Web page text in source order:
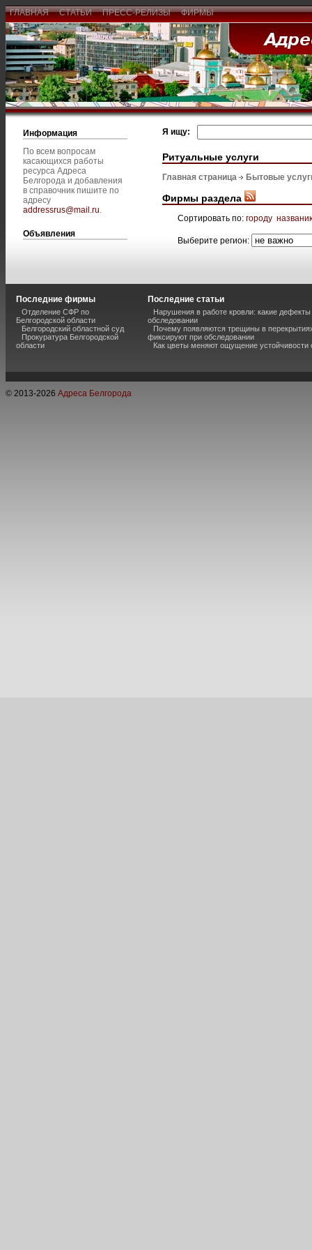
ГЛАВНАЯ СТАТЬИ ПРЕСС-РЕЛИЗЫ ФИРМЫ
Информация
По всем вопросам
касающихся работы
ресурса Адреса
Белгорода и добавления
в справочник пишите по
адресу
addressrus@mail.ru.
Объявления
Я ищу:
Ритуальные услуги
Главная страница Бытовые
Фирмы раздела
Сортировать по: городу
Выберите регион:
Последние фирмы
Отделение СФР по
Белгородской области
Белгородский областной суд
Прокуратура Белгородской
области
Последние статьи
Нарушения в работе кровли: какие
обследовании
Почему появляются трещины в
фиксируют при обследовании
Как цветы меняют ощущение устойчивости
© 2013-2026 Адреса Белгорода